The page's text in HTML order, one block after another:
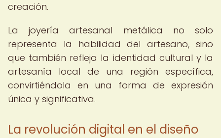
creación.
La joyería artesanal metálica no solo
representa la habilidad del artesano, sino
que también refleja la identidad cultural y la
artesanía local de una región específica,
convirtiéndola en una forma de expresión
única y significativa.
La revolución digital en el diseño